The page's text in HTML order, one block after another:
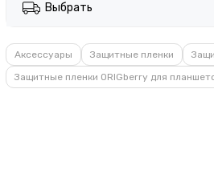
Выбрать
Аксессуары Защитные пленки
Защитные пленки ORIGberry для